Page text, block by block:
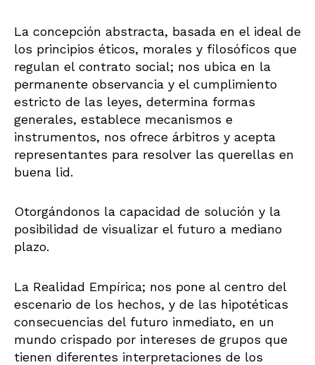
La concepción abstracta, basada en el ideal de
los principios éticos, morales y filosóficos que
regulan el contrato social; nos ubica en la
permanente observancia y el cumplimiento
estricto de las leyes, determina formas
generales, establece mecanismos e
instrumentos, nos ofrece árbitros y acepta
representantes para resolver las querellas en
buena lid.
Otorgándonos la capacidad de solución y la
posibilidad de visualizar el futuro a mediano
plazo.
La Realidad Empírica; nos pone al centro del
escenario de los hechos, y de las hipotéticas
consecuencias del futuro inmediato, en un
mundo crispado por intereses de grupos que
tienen diferentes interpretaciones de los